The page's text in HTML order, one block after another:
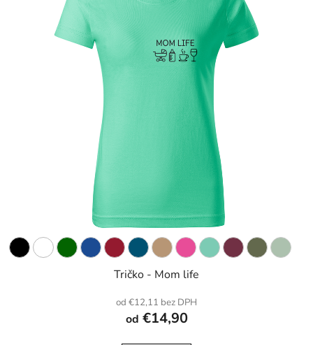
Tričko - Mom life
od €12,11 bez DPH
od €14,90